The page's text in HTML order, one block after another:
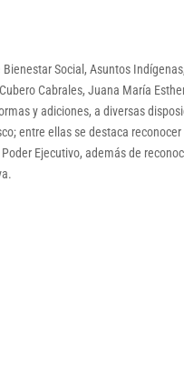
Social, Asuntos
Cabrales, Juana María
y adiciones, a diversas
entre ellas se destaca
Ejecutivo, además de